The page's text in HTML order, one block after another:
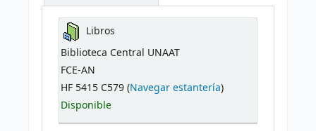
Libros
Biblioteca Central UNAAT
FCE-AN
HF 5415 C579 (Navegar estantería)
Disponible